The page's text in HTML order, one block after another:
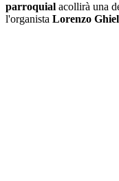
parroquial acollirà una
l'organista Lorenzo